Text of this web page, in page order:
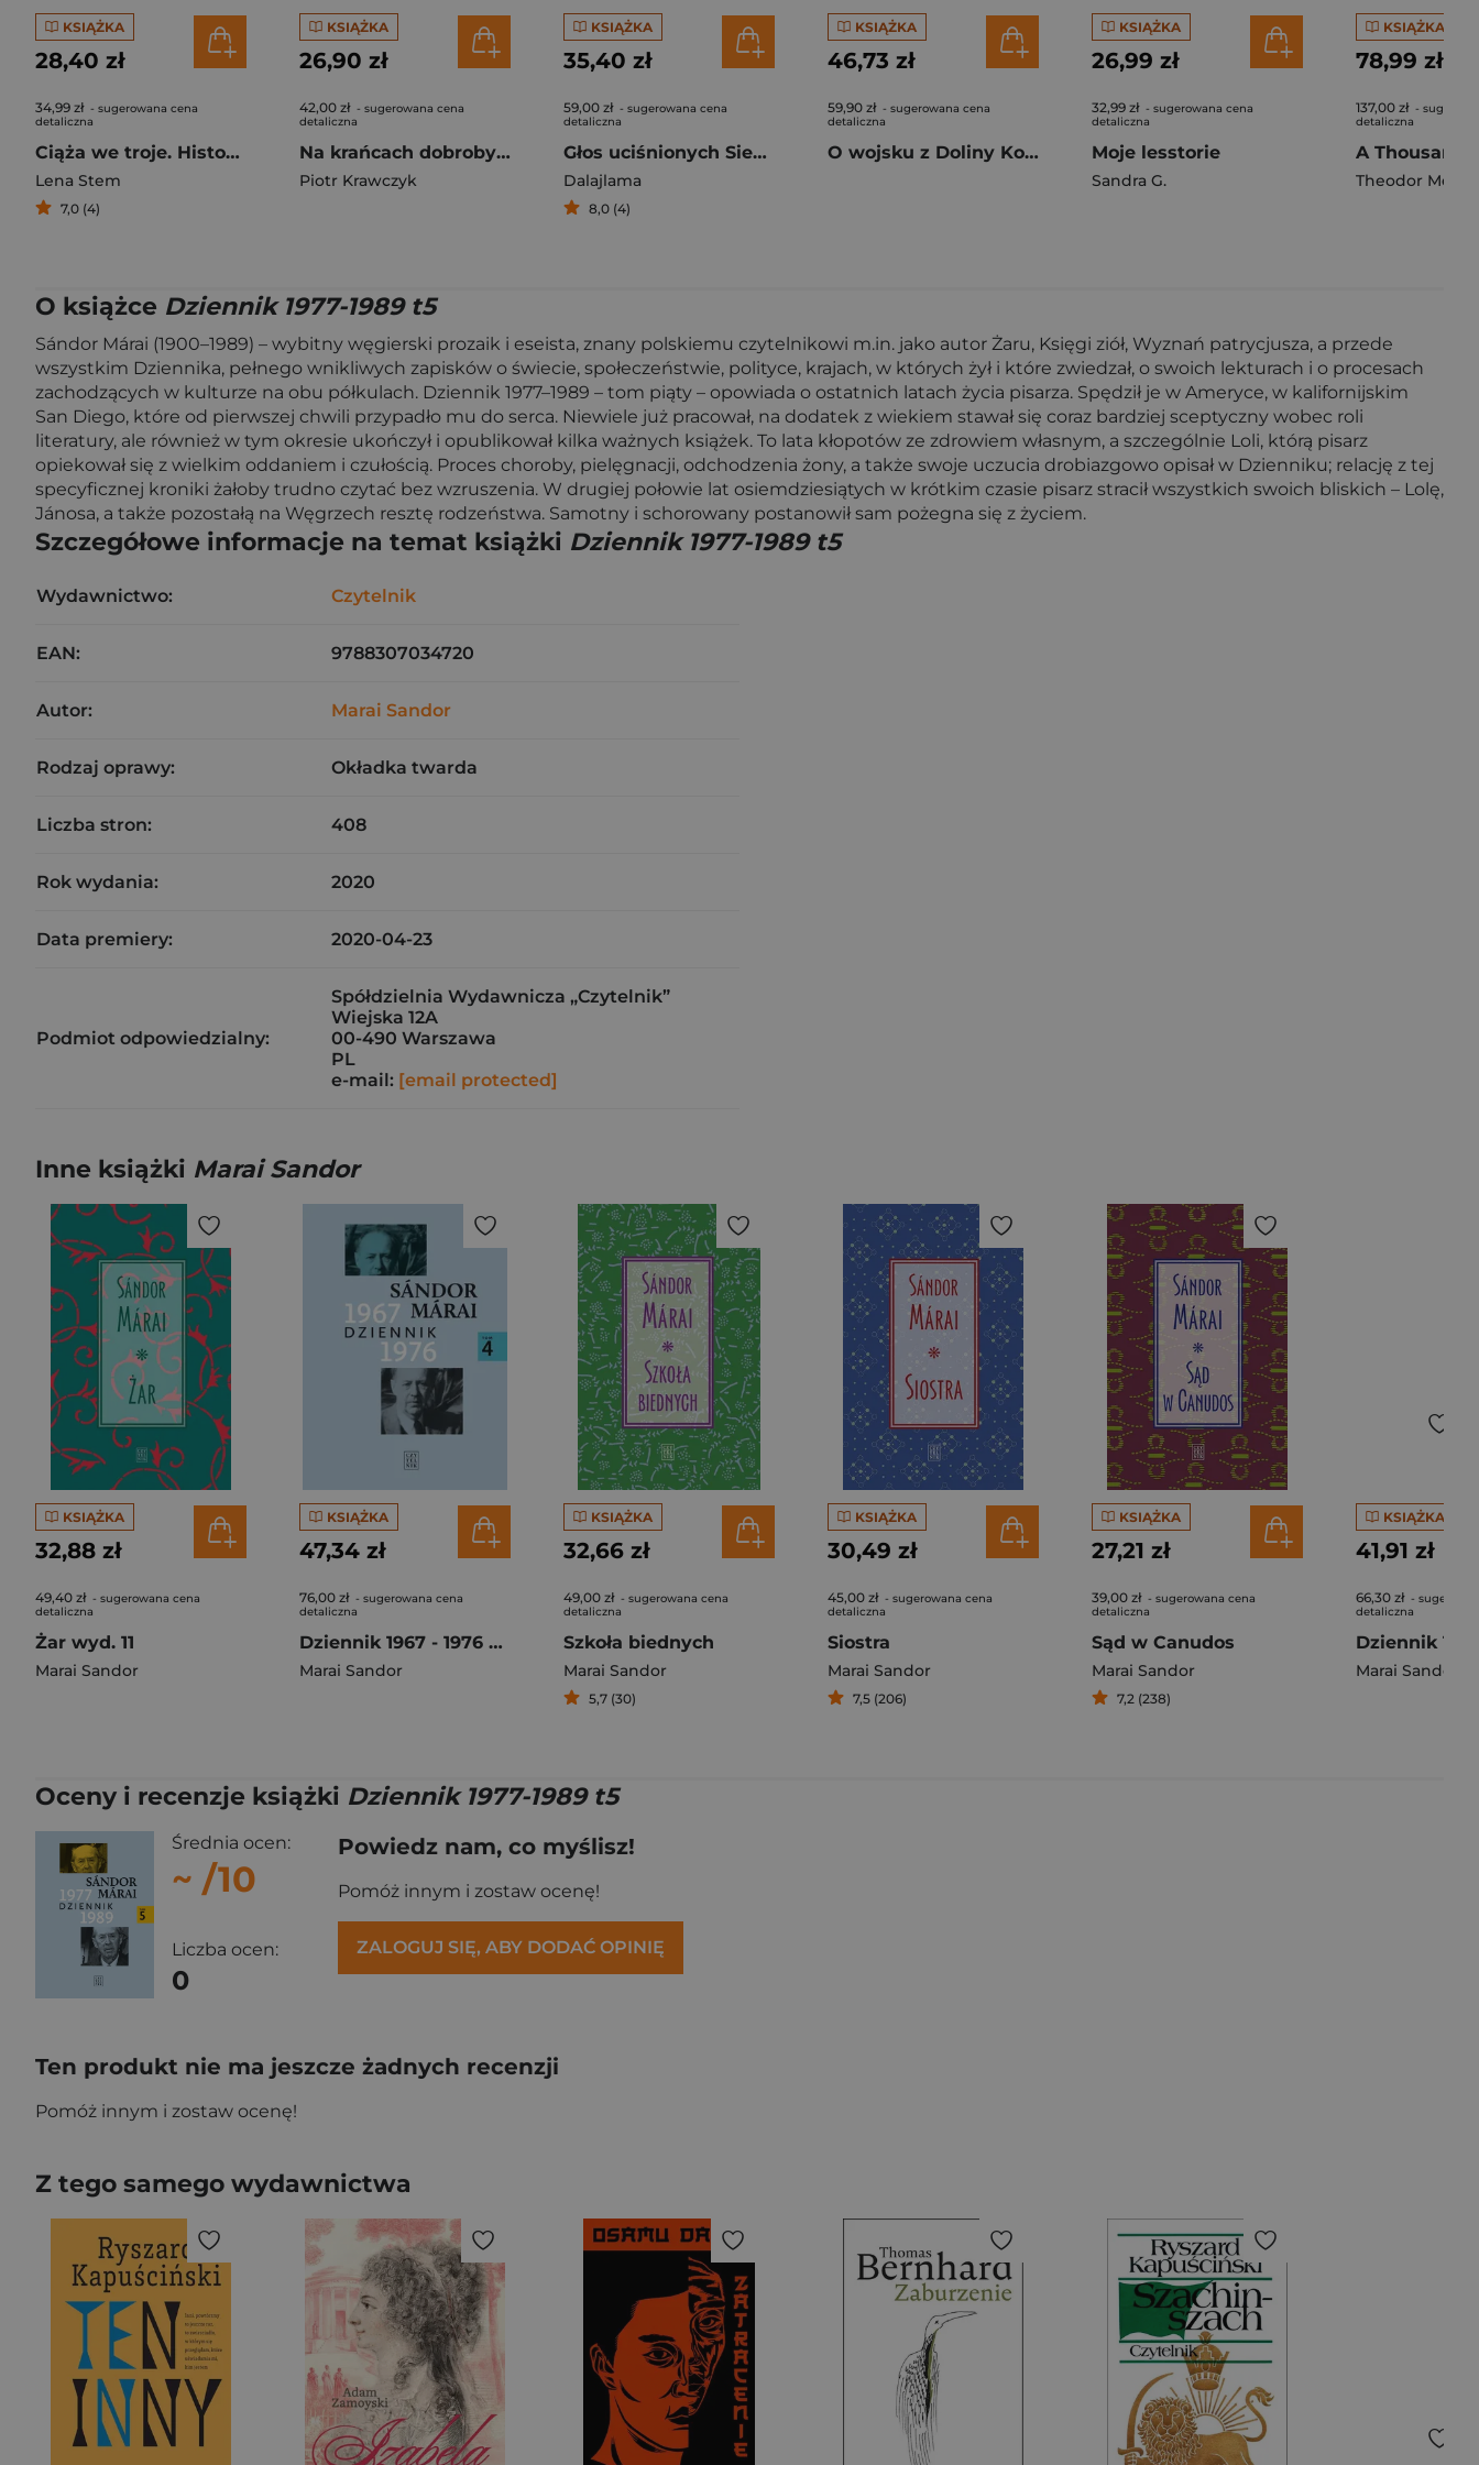
KSIĄŻKA
28,40 zł
34,99 zł - sugerowana cena
detaliczna
Ciąża we troje. Historia miłości, strachu i cudu
Lena Stem
7,0 (4)
KSIĄŻKA
26,90 zł
42,00 zł - sugerowana cena
detaliczna
Na krańcach dobrobytu
Piotr Krawczyk
KSIĄŻKA
35,40 zł
59,00 zł - sugerowana cena
detaliczna
Głos uciśnionych Siedem dekad walki z Chinami o mój kraj i naród
Dalajlama
8,0 (4)
KSIĄŻKA
46,73 zł
59,90 zł - sugerowana cena
detaliczna
O wojsku z Doliny Kobylańskiej, Druciarzu i innych, co po górach chodzili wyd. 2
KSIĄŻKA
26,99 zł
32,99 zł - sugerowana cena
detaliczna
Moje lesstorie
Sandra G.
KSIĄŻKA
78,99 zł
137,00 zł -
detaliczna
Theodor Meron
O książce Dziennik 1977-1989 t5
Sándor Márai (1900–1989) – wybitny węgierski prozaik i eseista, znany polskiemu czytelnikowi m.in. jako autor Żaru, Księgi ziół, Wyznań patrycjusza, a przede
wszystkim Dziennika, pełnego wnikliwych zapisków o świecie, społeczeństwie, polityce, krajach, w których żył i które zwiedzał, o swoich lekturach i o procesach
zachodzących w kulturze na obu półkulach. Dziennik 1977–1989 – tom piąty – opowiada o ostatnich latach życia pisarza. Spędził je w Ameryce, w kalifornijskim
San Diego, które od pierwszej chwili przypadło mu do serca. Niewiele już pracował, na dodatek z wiekiem stawał się coraz bardziej sceptyczny wobec roli
literatury, ale również w tym okresie ukończył i opublikował kilka ważnych książek. To lata kłopotów ze zdrowiem własnym, a szczególnie Loli, którą pisarz
opiekował się z wielkim oddaniem i czułością. Proces choroby, pielęgnacji, odchodzenia żony, a także swoje uczucia drobiazgowo opisał w Dzienniku; relację z tej
specyficznej kroniki żałoby trudno czytać bez wzruszenia. W drugiej połowie lat osiemdziesiątych w krótkim czasie pisarz stracił wszystkich swoich bliskich – Lolę,
Jánosa, a także pozostałą na Węgrzech resztę rodzeństwa. Samotny i schorowany postanowił sam pożegna się z życiem.
Szczegółowe informacje na temat książki Dziennik 1977-1989 t5
Wydawnictwo: Czytelnik
EAN: 9788307034720
Autor: Marai Sandor
Rodzaj oprawy: Okładka twarda
Liczba stron: 408
Rok wydania: 2020
Data premiery: 2020-04-23
Podmiot odpowiedzialny:
Spółdzielnia Wydawnicza „Czytelnik”
Wiejska 12A
00-490 Warszawa
PL
e-mail: [email protected]
Inne książki Marai Sandor
KSIĄŻKA
32,88 zł
49,40 zł - sugerowana cena
detaliczna
Żar wyd. 11
Marai Sandor
KSIĄŻKA
47,34 zł
76,00 zł - sugerowana cena
detaliczna
Dziennik 1967 - 1976 wyd. 2
Marai Sandor
KSIĄŻKA
32,66 zł
49,00 zł - sugerowana cena
detaliczna
Szkoła biednych
Marai Sandor
5,7 (30)
KSIĄŻKA
30,49 zł
45,00 zł - sugerowana cena
detaliczna
Siostra
Marai Sandor
7,5 (206)
KSIĄŻKA
27,21 zł
39,00 zł - sugerowana cena
detaliczna
Sąd w Canudos
Marai Sandor
7,2 (238)
KSIĄŻKA
41,91 zł
66,30 zł -
detaliczna
Dziennik
Marai Sandor
Oceny i recenzje książki Dziennik 1977-1989 t5
Średnia ocen:
~ /10
Liczba ocen:
0
Powiedz nam, co myślisz!
Pomóż innym i zostaw ocenę!
ZALOGUJ SIĘ, ABY DODAĆ OPINIĘ
Ten produkt nie ma jeszcze żadnych recenzji
Pomóż innym i zostaw ocenę!
Z tego samego wydawnictwa